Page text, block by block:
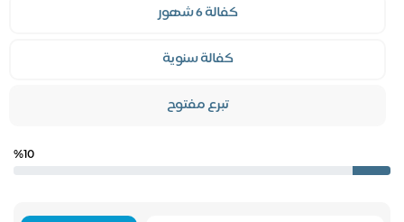
كفالة 6 شهور
كفالة سنوية
تبرع مفتوح
%10